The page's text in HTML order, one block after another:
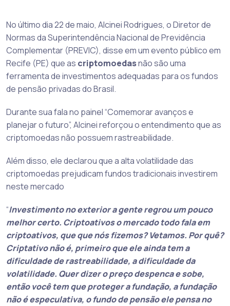
No último dia 22 de maio, Alcinei Rodrigues, o Diretor de
Normas da Superintendência Nacional de Previdência
Complementar (PREVIC), disse em um evento público em
Recife (PE) que as criptomoedasnão são uma
ferramenta de investimentos adequadas para os fundos
de pensão privadas do Brasil.
Durante sua fala no painel “Comemorar avanços e
planejar o futuro”, Alcinei reforçou o entendimento que as
criptomoedas não possuem rastreabilidade.
Além disso, ele declarou que a alta volatilidade das
criptomoedas prejudicam fundos tradicionais investirem
neste mercado
“Investimento no exterior a gente regrou um pouco
melhor certo. Criptoativos o mercado todo fala em
criptoativos, que que nós fizemos? Vetamos. Por quê?
Criptativo não é, primeiro que ele ainda tem a
dificuldade de rastreabilidade, a dificuldade da
volatilidade. Quer dizer o preço despenca e sobe,
então você tem que proteger a fundação, a fundação
não é especulativa, o fundo de pensão ele pensa no